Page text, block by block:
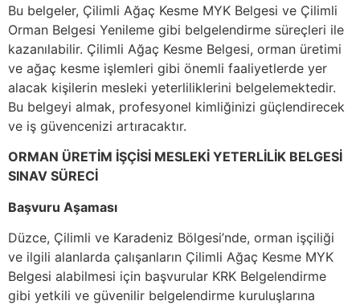
Bu belgeler, Çilimli Ağaç Kesme MYK Belgesi ve Çilimli
Orman Belgesi Yenileme gibi belgelendirme süreçleri ile
kazanılabilir. Çilimli Ağaç Kesme Belgesi, orman üretimi
ve ağaç kesme işlemleri gibi önemli faaliyetlerde yer
alacak kişilerin mesleki yeterliliklerini belgelemektedir.
Bu belgeyi almak, profesyonel kimliğinizi güçlendirecek
ve iş güvencenizi artıracaktır.
ORMAN ÜRETİM İŞÇİSİ MESLEKİ YETERLİLİK BELGESİ
SINAV SÜRECİ
Başvuru Aşaması
Düzce, Çilimli ve Karadeniz Bölgesi’nde, orman işçiliği
ve ilgili alanlarda çalışanların Çilimli Ağaç Kesme MYK
Belgesi alabilmesi için başvurular KRK Belgelendirme
gibi yetkili ve güvenilir belgelendirme kuruluşlarına